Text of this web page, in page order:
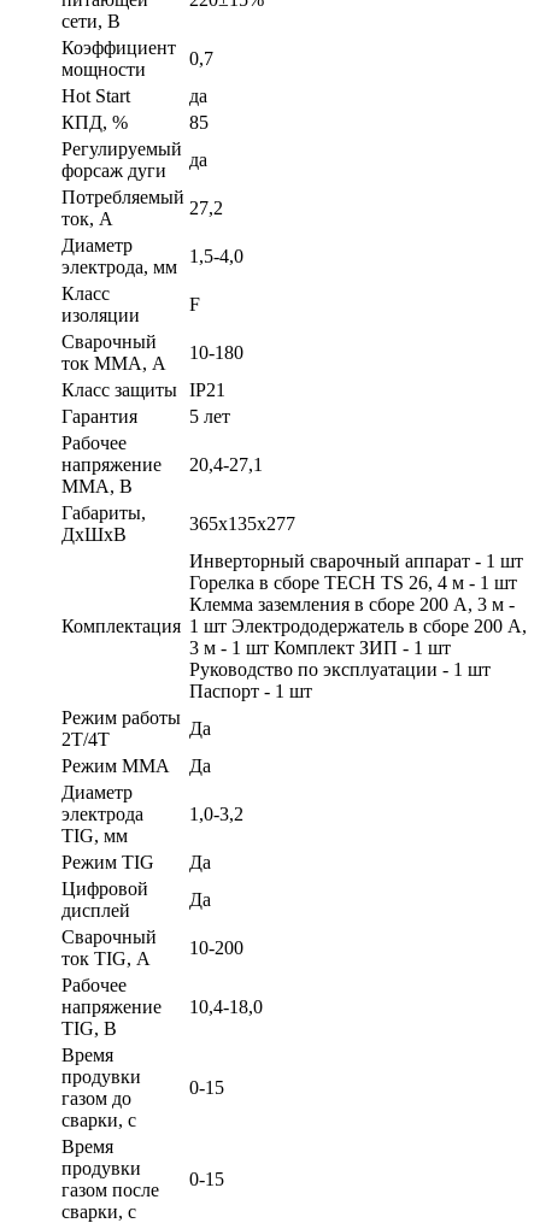
сети, В
Коэффициент
мощности
0,7
Hot Start
да
КПД, %
85
Регулируемый
форсаж дуги
да
Потребляемый
ток, А
27,2
Диаметр
электрода, мм
1,5-4,0
Класс
изоляции
F
Сварочный
ток MMA, А
10-180
Класс защиты IP21
Гарантия
5 лет
Рабочее
напряжение
ММА, В
20,4-27,1
Габариты,
ДхШхВ
365х135х277
Комплектация
Инверторный сварочный аппарат - 1 шт
Горелка в сборе TECH TS 26, 4 м - 1 шт
Клемма заземления в сборе 200 А, 3 м -
1 шт Электрододержатель в сборе 200 А,
3 м - 1 шт Комплект ЗИП - 1 шт
Руководство по эксплуатации - 1 шт
Паспорт - 1 шт
Режим работы
2Т/4Т
Да
Режим ММА
Да
Диаметр
электрода
TIG, мм
1,0-3,2
Режим TIG
Да
Цифровой
дисплей
Да
Сварочный
ток TIG, А
10-200
Рабочее
напряжение
TIG, В
10,4-18,0
Время
продувки
газом до
сварки, с
0-15
Время
продувки
газом после
сварки, с
0-15